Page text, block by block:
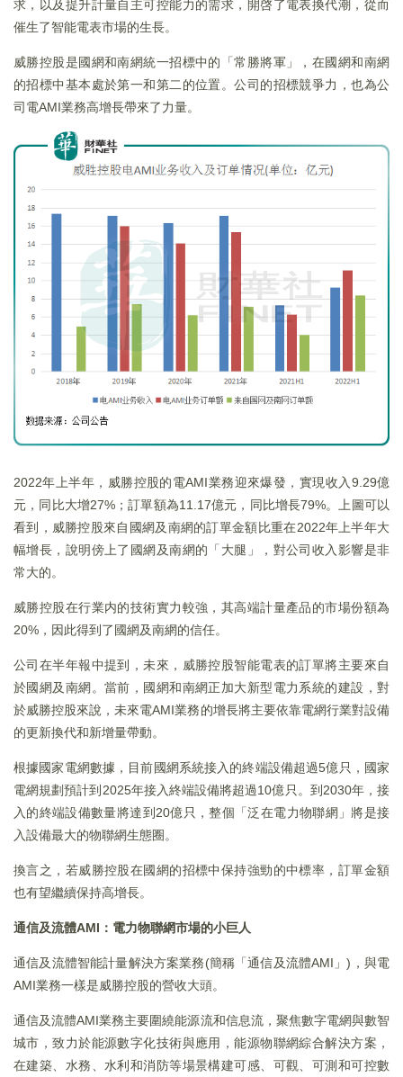
求，以及提升計量自主可控能力的需求，開啓了電表換代潮，從而
催生了智能電表市場的生長。
威勝控股是國網和南網統一招標中的「常勝將軍」，在國網和南網
的招標中基本處於第一和第二的位置。公司的招標競爭力，也為公
司電AMI業務高增長帶來了力量。
2022年上半年，威勝控股的電AMI業務迎來爆發，實現收入9.29億
元，同比大增27%；訂單額為11.17億元，同比增長79%。上圖可以
看到，威勝控股來自國網及南網的訂單金額比重在2022年上半年大
幅增長，說明傍上了國網及南網的「大腿」，對公司收入影響是非
常大的。
威勝控股在行業内的技術實力較強，其高端計量產品的市場份額為
20%，因此得到了國網及南網的信任。
公司在半年報中提到，未來，威勝控股智能電表的訂單將主要來自
於國網及南網。當前，國網和南網正加大新型電力系統的建設，對
於威勝控股來說，未來電AMI業務的增長將主要依靠電網行業對設備
的更新換代和新增量帶動。
根據國家電網數據，目前國網系統接入的終端設備超過5億只，國家
電網規劃預計到2025年接入終端設備將超過10億只。到2030年，接
入的終端設備數量將達到20億只，整個「泛在電力物聯網」將是接
入設備最大的物聯網生態圈。
換言之，若威勝控股在國網的招標中保持強勁的中標率，訂單金額
也有望繼續保持高增長。
通信及流體AMI：電力物聯網市場的小巨人
通信及流體智能計量解決方案業務(簡稱「通信及流體AMI」)，與電
AMI業務一樣是威勝控股的營收大頭。
通信及流體AMI業務主要圍繞能源流和信息流，聚焦數字電網與數智
城市，致力於能源數字化技術與應用，能源物聯網綜合解決方案，
在建築、水務、水利和消防等場景構建可感、可觀、可測和可控數